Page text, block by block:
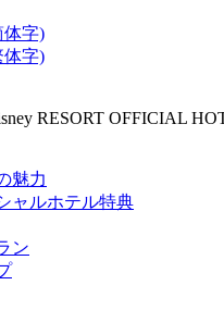
体字)
体字)
RESORT OFFICIAL
魅力
ャルホテル特典
ン